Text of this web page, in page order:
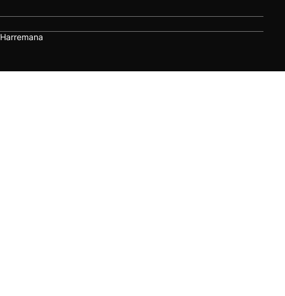
Harremana